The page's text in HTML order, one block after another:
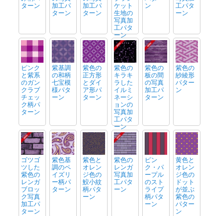
ターン 加工パ
ターン
加工パ
ターン
ケット
生地の
写真加
工パタ
ーン
ン 工パタ
ーン
ピンク
と紫系
のガン
クラブ
チェッ
ク柄パ
ターン
紫基調
の和柄
七宝模
様パタ
ーン
紫色の
正方形
とダイ
ア形パ
ターン
紫色の
キラキ
ラした
イルミ
ネーシ
ョンの
写真加
工パタ
ーン
紫色の
板の間
の写真
加工パ
ターン
紫色の
紗綾形
パター
ン
ゴツゴ
ツした
紫色の
レンガ
ブロッ
ク写真
加工パ
ターン
紫色基
調のペ
イズリ
ー柄パ
ターン
紫色と
オレン
ジ色の
鮫小紋
柄パタ
ーン
紫色の
レンガ
写真加
工パタ
ーン
ピン
ク・パ
ープル
のスト
ライプ
柄パタ
ーン
黄色と
オレン
ジ色の
ドット
が並ぶ
紫色の
パター
ン